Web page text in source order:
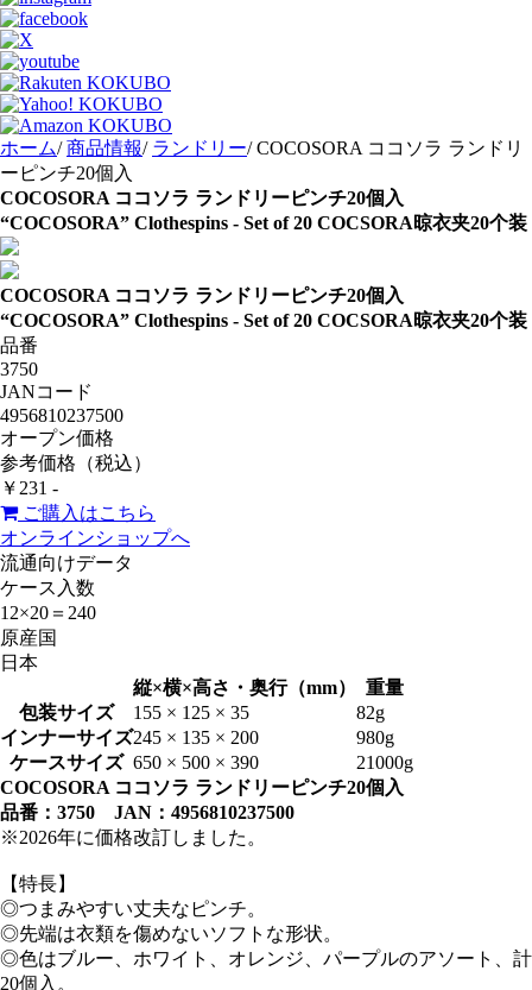
ホーム/ 商品情報/ ランドリー/ COCOSORA ココソラ ランドリ
ーピンチ20個入
COCOSORA ココソラ ランドリーピンチ20個入
“COCOSORA” Clothespins - Set of 20 COCSORA晾衣夹20个装
COCOSORA ココソラ ランドリーピンチ20個入
“COCOSORA” Clothespins - Set of 20 COCSORA晾衣夹20个装
品番
3750
JANコード
4956810237500
オープン価格
参考価格（税込）
￥231 -
ご購入はこちら
オンラインショップへ
流通向けデータ
ケース入数
12×20＝240
原産国
日本
縦×横×高さ・奥行（mm）
重量
包装サイズ
155 × 125 × 35
82g
インナーサイズ245 × 135 × 200
980g
ケースサイズ 650 × 500 × 390
21000g
COCOSORA ココソラ ランドリーピンチ20個入
品番：3750 JAN：4956810237500
※2026年に価格改訂しました。
【特長】
◎つまみやすい丈夫なピンチ。
◎先端は衣類を傷めないソフトな形状。
◎色はブルー、ホワイト、オレンジ、パープルのアソート、計
20個入。